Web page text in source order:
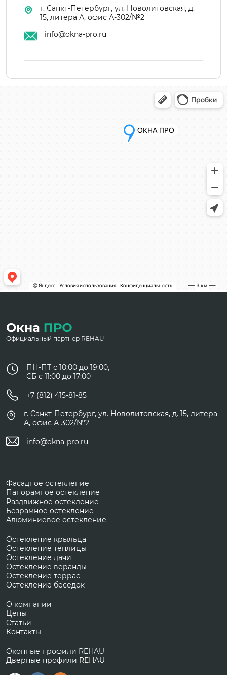
г. Санкт-Петербург, ул. Новолитовская, д.
15, литера А, офис А-302/№2
info@okna-pro.ru
Официальный партнер REHAU
ПН-ПТ с 10:00 до 19:00,
СБ с 11:00 до 17:00
+7 (812) 415-81-85
г. Санкт-Петербург, ул. Новолитовская, д. 15, литера
А, офис А-302/№2
info@okna-pro.ru
Фасадное остекление
Панорамное остекление
Раздвижное остекление
Безрамное остекление
Алюминиевое остекление
Остекление крыльца
Остекление теплицы
Остекление дачи
Остекление веранды
Остекление террас
Остекление беседок
О компании
Цены
Статьи
Контакты
Оконные профили REHAU
Дверные профили REHAU